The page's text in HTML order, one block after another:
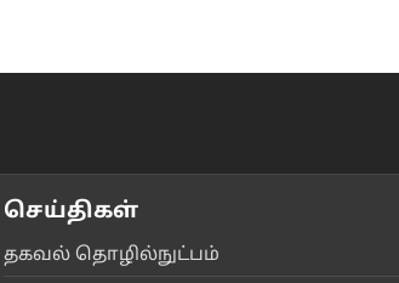
செய்திகள்
தகவ‌ல் தொ‌ழி‌ல்நு‌ட்ப‌ம்